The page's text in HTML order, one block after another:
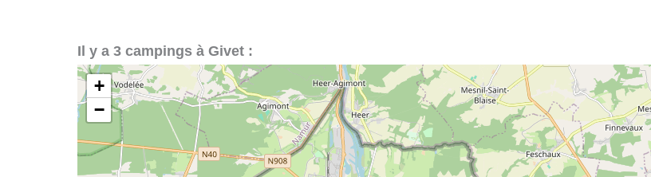
Il y a 3 campings à Givet :
+
−